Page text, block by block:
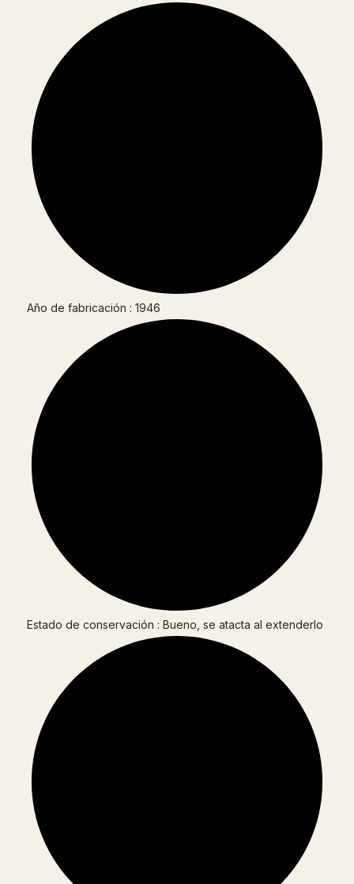
Año de fabricación : 1946
Estado de conservación : Bueno, se atacta al extenderlo